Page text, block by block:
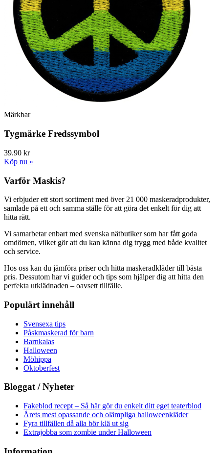
Märkbar
Tygmärke Fredssymbol
39.90 kr
Köp nu »
Varför Maskis?
Vi erbjuder ett stort sortiment med över 21 000 maskeradprodukter,
samlade på ett och samma ställe för att göra det enkelt för dig att
hitta rätt.
Vi samarbetar enbart med svenska nätbutiker som har fått goda
omdömen, vilket gör att du kan känna dig trygg med både kvalitet
och service.
Hos oss kan du jämföra priser och hitta maskeradkläder till bästa
pris. Dessutom har vi guider och tips som hjälper dig att hitta den
perfekta utklädnaden – oavsett tillfälle.
Populärt innehåll
Svensexa tips
Påskmaskerad för barn
Barnkalas
Halloween
Möhippa
Oktoberfest
Bloggat / Nyheter
Fakeblod recept – Så här gör du enkelt ditt eget teaterblod
Årets mest opassande och olämpliga halloweenkläder
Fyra tillfällen då alla bör klä ut sig
Extrajobba som zombie under Halloween